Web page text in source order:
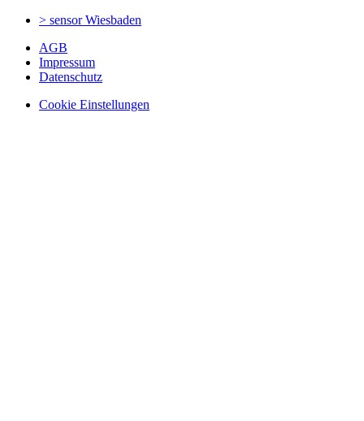
> sensorWiesbaden
AGB
Impressum
Datenschutz
Cookie Einstellungen